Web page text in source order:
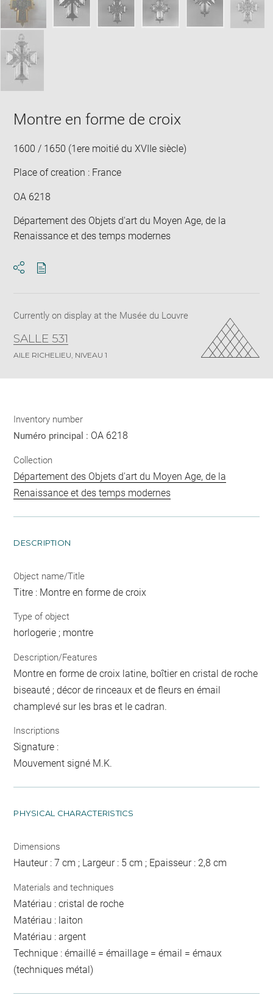
Montre en forme de croix
1600 / 1650 (1ere moitié du XVIIe siècle)
Place of creation : France
OA 6218
Département des Objets d'art du Moyen Age, de la
Renaissance et des temps modernes
Currently on display at the Musée du Louvre
SALLE 531
AILE RICHELIEU, NIVEAU 1
Inventory number
Numéro principal : OA 6218
Collection
Département des Objets d'art du Moyen Age, de la
Renaissance et des temps modernes
DESCRIPTION
Object name/Title
Titre : Montre en forme de croix
Type of object
horlogerie ; montre
Description/Features
Montre en forme de croix latine, boîtier en cristal de roche
biseauté ; décor de rinceaux et de fleurs en émail
champlevé sur les bras et le cadran.
Inscriptions
Signature :
Mouvement signé M.K.
PHYSICAL CHARACTERISTICS
Dimensions
Hauteur : 7 cm ; Largeur : 5 cm ; Epaisseur : 2,8 cm
Materials and techniques
Matériau : cristal de roche
Matériau : laiton
Matériau : argent
Technique : émaillé = émaillage = émail = émaux
(techniques métal)